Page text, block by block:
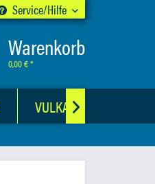
Service/Hilfe
Warenkorb
0,00 € *
